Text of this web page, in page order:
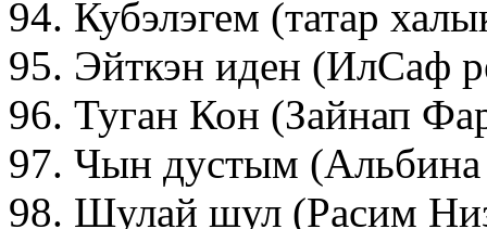
94. Кубэлэгем (татар
95. Эйткэн иден (ИлСаф
96. Туган Кон (Зайнап
97. Чын дустым (Альбина
98. Шулай шул (Расим